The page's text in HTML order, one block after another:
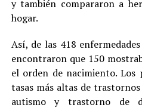
y también compararon a
hogar.
Así, de las 418
encontraron que 150
el orden de nacimiento.
tasas más altas de
autismo y trastorno de